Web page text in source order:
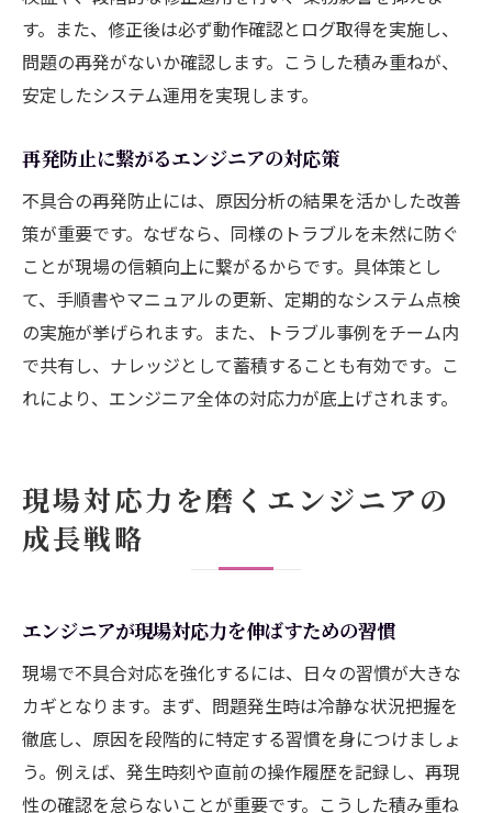
す。また、修正後は必ず動作確認とログ取得を実施し、
問題の再発がないか確認します。こうした積み重ねが、
安定したシステム運用を実現します。
再発防止に繋がるエンジニアの対応策
不具合の再発防止には、原因分析の結果を活かした改善
策が重要です。なぜなら、同様のトラブルを未然に防ぐ
ことが現場の信頼向上に繋がるからです。具体策とし
て、手順書やマニュアルの更新、定期的なシステム点検
の実施が挙げられます。また、トラブル事例をチーム内
で共有し、ナレッジとして蓄積することも有効です。こ
れにより、エンジニア全体の対応力が底上げされます。
現場対応力を磨くエンジニアの
成長戦略
エンジニアが現場対応力を伸ばすための習慣
現場で不具合対応を強化するには、日々の習慣が大きな
カギとなります。まず、問題発生時は冷静な状況把握を
徹底し、原因を段階的に特定する習慣を身につけましょ
う。例えば、発生時刻や直前の操作履歴を記録し、再現
性の確認を怠らないことが重要です。こうした積み重ね